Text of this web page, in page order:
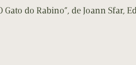
do Rabino”, de Joann Sfar,